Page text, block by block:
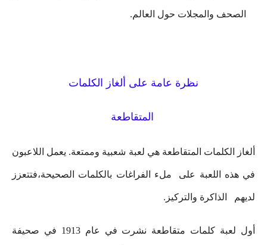
الصحف والمجلات حول العالم.
نظرة عامة على ألغاز الكلمات
المتقاطعة
ألغاز الكلمات المتقاطعة هي لعبة شعبية وممتعة. يعمل اللاعبون
في هذه اللعبة على ملء الفراغات بالكلمات الصحيحة،فتتعزز
لديهم الذاكرة والتركيز.
أول لعبة كلمات متقاطعة نشرت في عام 1913 في صحيفة